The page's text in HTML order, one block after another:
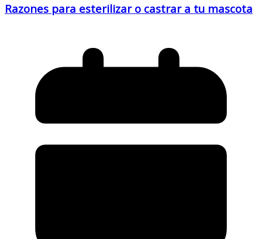
Razones para esterilizar o castrar a tu mascota